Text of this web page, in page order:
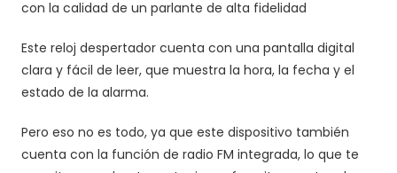
con la calidad de un parlante de alta fidelidad
Este reloj despertador cuenta con una pantalla digital
clara y fácil de leer, que muestra la hora, la fecha y el
estado de la alarma.
Pero eso no es todo, ya que este dispositivo también
cuenta con la función de radio FM integrada, lo que te